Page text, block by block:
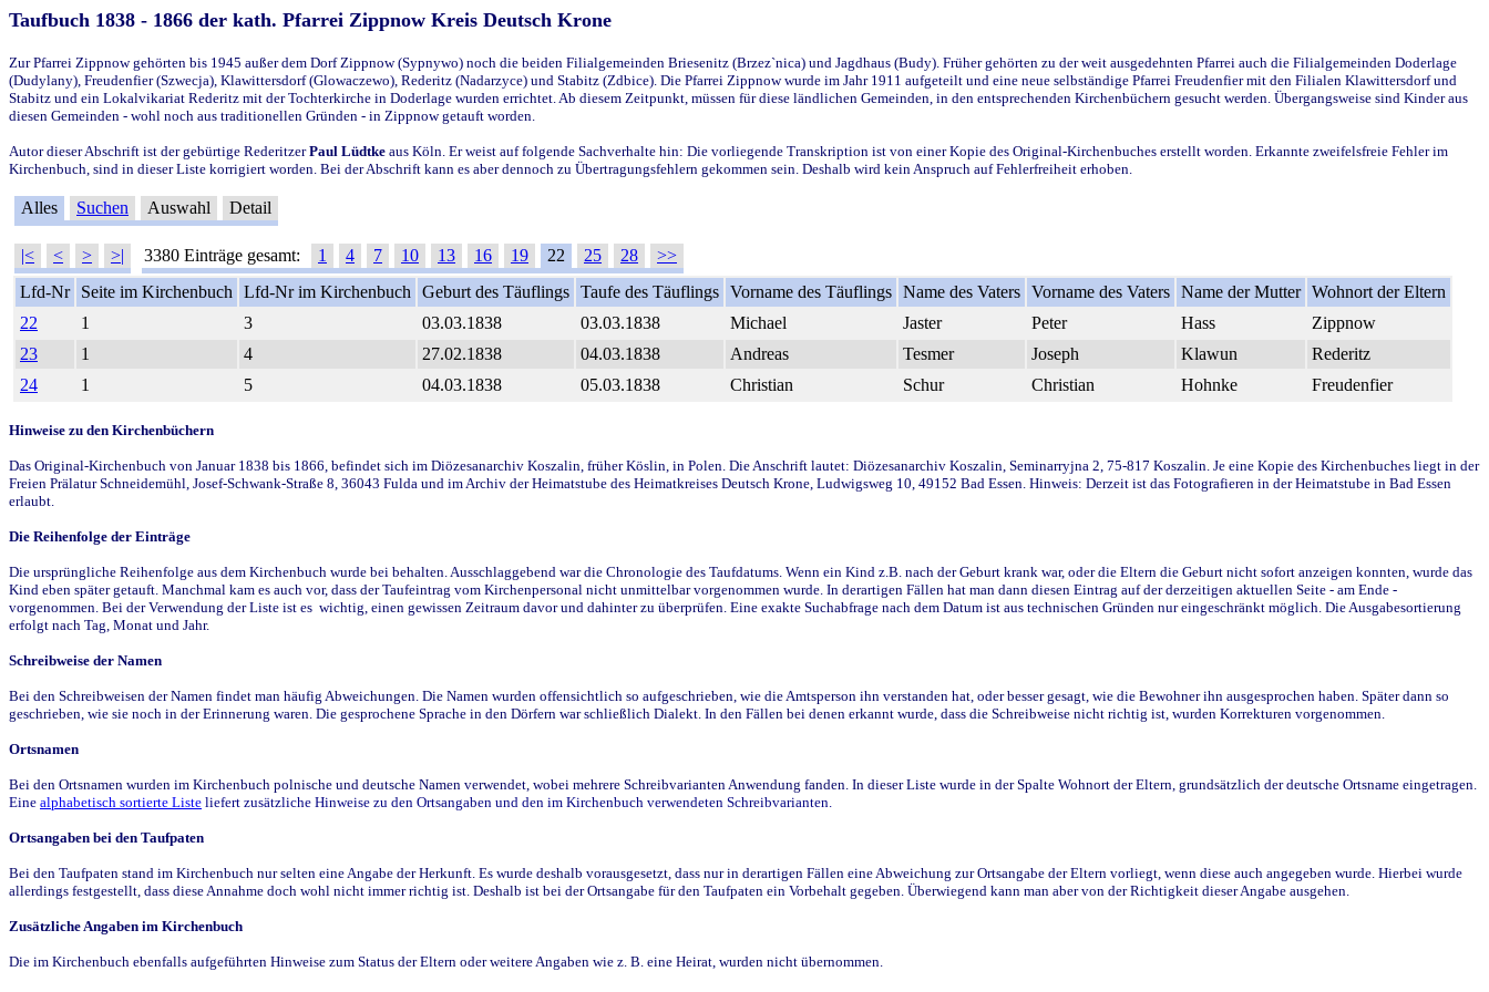
Taufbuch 1838 - 1866 der kath. Pfarrei Zippnow Kreis Deutsch Krone
Zur Pfarrei Zippnow gehörten bis 1945 außer dem Dorf Zippnow (Sypnywo) noch die beiden Filialgemeinden Briesenitz (Brzez`nica) und Jagdhaus (Budy). Früher gehörten zu der weit ausgedehnten Pfarrei auch die Filialgemeinden Doderlage
(Dudylany), Freudenfier (Szwecja), Klawittersdorf (Glowaczewo), Rederitz (Nadarzyce) und Stabitz (Zdbice). Die Pfarrei Zippnow wurde im Jahr 1911 aufgeteilt und eine neue selbständige Pfarrei Freudenfier mit den Filialen Klawittersdorf und
Stabitz und ein Lokalvikariat Rederitz mit der Tochterkirche in Doderlage wurden errichtet. Ab diesem Zeitpunkt, müssen für diese ländlichen Gemeinden, in den entsprechenden Kirchenbüchern gesucht werden. Übergangsweise sind Kinder aus
diesen Gemeinden - wohl noch aus traditionellen Gründen - in Zippnow getauft worden.
Autor dieser Abschrift ist der gebürtige RederitzerPaul Lüdtke aus Köln. Er weist auf folgende Sachverhalte hin: Die vorliegende Transkription ist von einer Kopie des Original-Kirchenbuches erstellt worden. Erkannte zweifelsfreie Fehler im
Kirchenbuch, sind in dieser Liste korrigiert worden. Bei der Abschrift kann es aber dennoch zu Übertragungsfehlern gekommen sein. Deshalb wird kein Anspruch auf Fehlerfreiheit erhoben.
Alles Suchen Auswahl Detail
|< < > >| 3380 Einträge gesamt: 1 4 7 10 13 16 19 22 25 28
>>
Lfd-Nr
Seite im Kirchenbuch Lfd-Nr im Kirchenbuch Geburt des Täuflings Taufe des Täuflings Vorname des Täuflings Name des Vaters Vorname des Vaters Name der Mutter Wohnort der Eltern
22
1 3 03.03.1838 03.03.1838 Michael Jaster Peter Hass
Zippnow
23
1 4 27.02.1838 04.03.1838 Andreas Tesmer Joseph Klawun
Rederitz
24
1 5 04.03.1838 05.03.1838 Christian Schur Christian Hohnke Freudenfier
Hinweise zu den Kirchenbüchern
Das Original-Kirchenbuch von Januar 1838 bis 1866, befindet sich im Diözesanarchiv Koszalin, früher Köslin, in Polen. Die Anschrift lautet: Diözesanarchiv Koszalin, Seminarryjna 2, 75-817 Koszalin. Je eine Kopie des Kirchenbuches liegt in der
Freien Prälatur Schneidemühl, Josef-Schwank-Straße 8, 36043 Fulda und im Archiv der Heimatstube des Heimatkreises Deutsch Krone, Ludwigsweg 10, 49152 Bad Essen. Hinweis: Derzeit ist das Fotografieren in der Heimatstube in Bad Essen
erlaubt.
Die Reihenfolge der Einträge
Die ursprüngliche Reihenfolge aus dem Kirchenbuch wurde bei behalten. Ausschlaggebend war die Chronologie des Taufdatums. Wenn ein Kind z.B. nach der Geburt krank war, oder die Eltern die Geburt nicht sofort anzeigen konnten, wurde das
Kind eben später getauft. Manchmal kam es auch vor, dass der Taufeintrag vom Kirchenpersonal nicht unmittelbar vorgenommen wurde. In derartigen Fällen hat man dann diesen Eintrag auf der derzeitigen aktuellen Seite - am Ende -
vorgenommen. Bei der Verwendung der Liste ist es wichtig, einen gewissen Zeitraum davor und dahinter zu überprüfen. Eine exakte Suchabfrage nach dem Datum ist aus technischen Gründen nur eingeschränkt möglich. Die Ausgabesortierung
erfolgt nach Tag, Monat und Jahr.
Schreibweise der Namen
Bei den Schreibweisen der Namen findet man häufig Abweichungen. Die Namen wurden offensichtlich so aufgeschrieben, wie die Amtsperson ihn verstanden hat, oder besser gesagt, wie die Bewohner ihn ausgesprochen haben. Später dann so
geschrieben, wie sie noch in der Erinnerung waren. Die gesprochene Sprache in den Dörfern war schließlich Dialekt. In den Fällen bei denen erkannt wurde, dass die Schreibweise nicht richtig ist, wurden Korrekturen vorgenommen.
Ortsnamen
Bei den Ortsnamen wurden im Kirchenbuch polnische und deutsche Namen verwendet, wobei mehrere Schreibvarianten Anwendung fanden. In dieser Liste wurde in der Spalte Wohnort der Eltern, grundsätzlich der deutsche Ortsname eingetragen.
Eine alphabetisch sortierte Liste liefert zusätzliche Hinweise zu den Ortsangaben und den im Kirchenbuch verwendeten Schreibvarianten.
Ortsangaben bei den Taufpaten
Bei den Taufpaten stand im Kirchenbuch nur selten eine Angabe der Herkunft. Es wurde deshalb vorausgesetzt, dass nur in derartigen Fällen eine Abweichung zur Ortsangabe der Eltern vorliegt, wenn diese auch angegeben wurde. Hierbei wurde
allerdings festgestellt, dass diese Annahme doch wohl nicht immer richtig ist. Deshalb ist bei der Ortsangabe für den Taufpaten ein Vorbehalt gegeben. Überwiegend kann man aber von der Richtigkeit dieser Angabe ausgehen.
Zusätzliche Angaben im Kirchenbuch
Die im Kirchenbuch ebenfalls aufgeführten Hinweise zum Status der Eltern oder weitere Angaben wie z. B. eine Heirat, wurden nicht übernommen.